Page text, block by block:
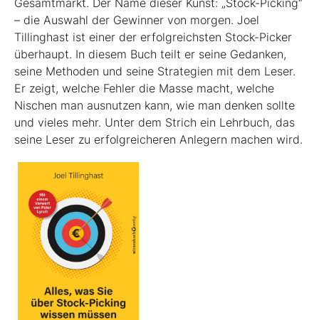
– die Auswahl der Gewinner von morgen. Joel
Tillinghast ist einer der erfolgreichsten Stock-Picker
überhaupt. In diesem Buch teilt er seine Gedanken,
seine Methoden und seine Strategien mit dem Leser.
Er zeigt, welche Fehler die Masse macht, welche
Nischen man ausnutzen kann, wie man denken sollte
und vieles mehr. Unter dem Strich ein Lehrbuch, das
seine Leser zu erfolgreicheren Anlegern machen wird.